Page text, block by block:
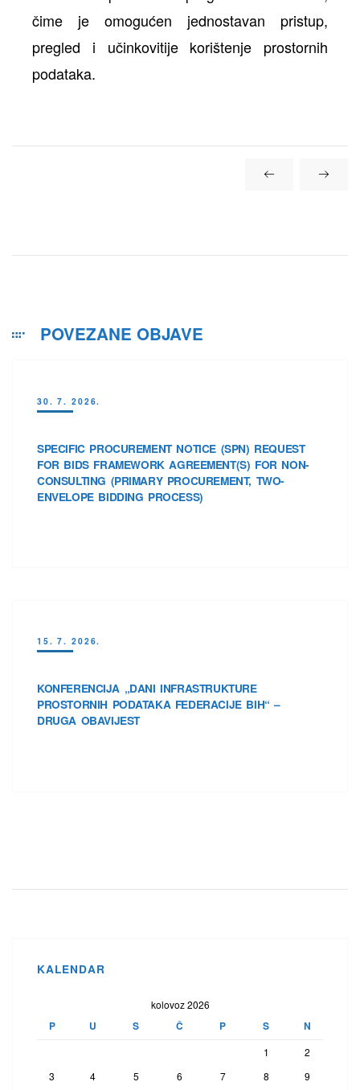
čime je omogućen jednostavan pristup,
pregled i učinkovitije korištenje prostornih
podataka.
POVEZANE OBJAVE
30. 7. 2026.
SPECIFIC PROCUREMENT NOTICE (SPN) REQUEST
FOR BIDS FRAMEWORK AGREEMENT(S) FOR NON-
CONSULTING (PRIMARY PROCUREMENT, TWO-
ENVELOPE BIDDING PROCESS)
15. 7. 2026.
KONFERENCIJA „DANI INFRASTRUKTURE
PROSTORNIH PODATAKA FEDERACIJE BIH“ –
DRUGA OBAVIJEST
KALENDAR
kolovoz 2026
P U S Č P S N
1
2
3
4 5 6 7 8
9